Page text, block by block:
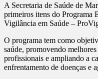
A Secretaria de Saúde de
primeiros itens do Programa
Vigilância em Saúde –
O programa tem como
saúde, promovendo
profissionais e ampliando a
enfrentamento de doenças e